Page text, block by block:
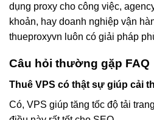
dụng proxy cho công việc,
khoản, hay doanh nghiệp vận
thueproxyvn luôn có giải pháp
Câu hỏi thường gặp FAQ
Thuê VPS có thật sự giúp cải
Có, VPS giúp tăng tốc độ tải